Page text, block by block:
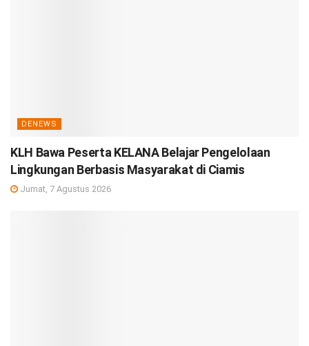
DENEWS
KLH Bawa Peserta KELANA Belajar Pengelolaan
Lingkungan Berbasis Masyarakat di Ciamis
Jumat, 7 Agustus 2026